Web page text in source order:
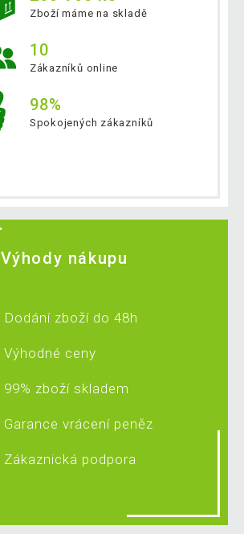
Zboží máme na skladě
10
Zákazníků online
98%
Spokojených zákazníků
Výhody nákupu
Dodání zboží do 48h
Výhodné ceny
99% zboží skladem
Garance vrácení peněz
Zákaznická podpora